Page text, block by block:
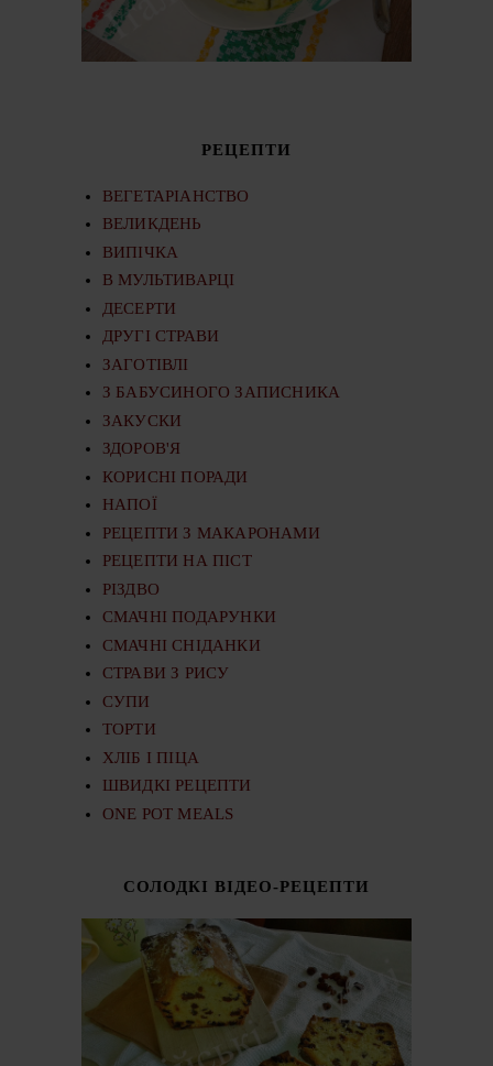
РЕЦЕПТИ
ВЕГЕТАРІАНСТВО
ВЕЛИКДЕНЬ
ВИПІЧКА
В МУЛЬТИВАРЦІ
ДЕСЕРТИ
ДРУГІ СТРАВИ
ЗАГОТІВЛІ
З БАБУСИНОГО ЗАПИСНИКА
ЗАКУСКИ
ЗДОРОВ'Я
КОРИСНІ ПОРАДИ
НАПОЇ
РЕЦЕПТИ З МАКАРОНАМИ
РЕЦЕПТИ НА ПІСТ
РІЗДВО
СМАЧНІ ПОДАРУНКИ
СМАЧНІ СНІДАНКИ
СТРАВИ З РИСУ
СУПИ
ТОРТИ
ХЛІБ І ПІЦА
ШВИДКІ РЕЦЕПТИ
ONE POT MEALS
СОЛОДКІ ВІДЕО-РЕЦЕПТИ